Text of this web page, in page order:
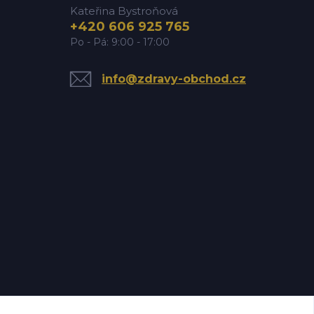
Kateřina Bystroňová
+420 606 925 765
Po - Pá: 9:00 - 17:00
info@zdravy-obchod.cz